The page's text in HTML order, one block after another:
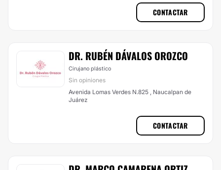
CONTACTAR
DR. RUBÉN DÁVALOS OROZCO
Cirujano plástico
Sin opiniones
Avenida Lomas Verdes N.825 , Naucalpan de
Juárez
CONTACTAR